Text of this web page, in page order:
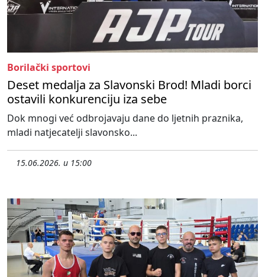
Borilački sportovi
Deset medalja za Slavonski Brod! Mladi borci
ostavili konkurenciju iza sebe
Dok mnogi već odbrojavaju dane do ljetnih praznika,
mladi natjecatelji slavonsko...
15.06.2026. u 15:00